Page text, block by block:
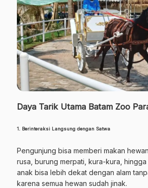
Daya Tarik Utama Batam Zoo
1. Berinteraksi Langsung dengan Satwa
Pengunjung bisa memberi makan
rusa, burung merpati, kura-kura, hingga
anak bisa lebih dekat dengan alam
karena semua hewan sudah jinak.